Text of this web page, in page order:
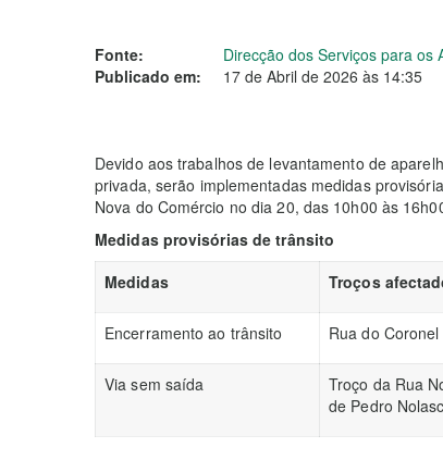
Fonte:
Direcção dos Serviços para os
Publicado em:
17 de Abril de 2026 às 14:35
Devido aos trabalhos de levantamento de
privada, serão implementadas medidas
Nova do Comércio no dia 20, das 10h00 às
Medidas provisórias de trânsito
Medidas
Troços
Encerramento ao trânsito Rua do
Via sem saída
Troço da Rua
de Pedro